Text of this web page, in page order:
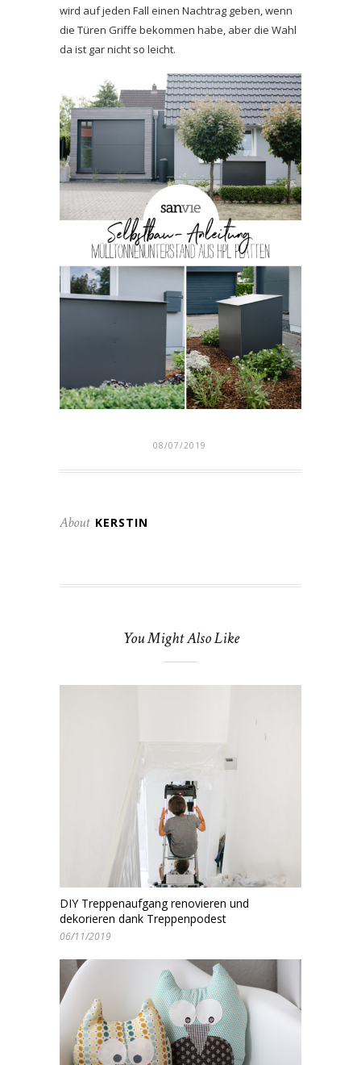
wird auf jeden Fall einen Nachtrag geben, wenn
die Türen Griffe bekommen habe, aber die Wahl
da ist gar nicht so leicht.
08/07/2019
About KERSTIN
You Might Also Like
DIY Treppenaufgang renovieren und
dekorieren dank Treppenpodest
06/11/2019